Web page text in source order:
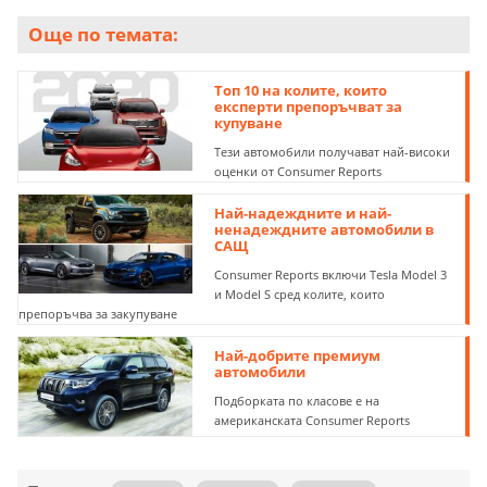
Още по темата:
Топ 10 на колите, които
експерти препоръчват за
купуване
Тези автомобили получават най-високи
оценки от Consumer Reports
Най-надеждните и най-
ненадеждните автомобили в
САЩ
Consumer Reports включи Tesla Model 3
и Model S сред колите, които
препоръчва за закупуване
Най-добрите премиум
автомобили
Подборката по класове е на
американската Consumer Reports